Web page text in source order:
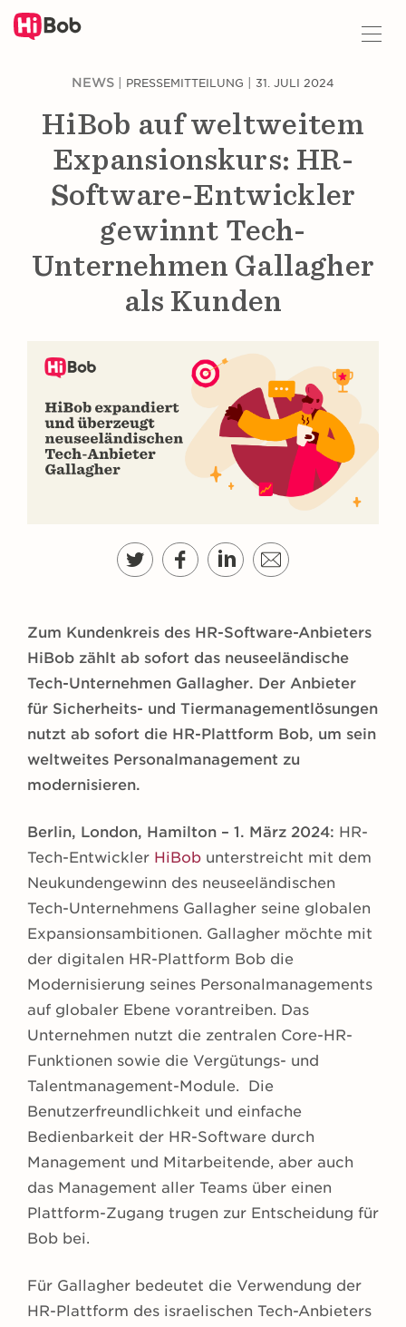
NEWS | PRESSEMITTEILUNG | 31. JULI 2024
HiBob auf weltweitem
Expansionskurs: HR-
Software-Entwickler
gewinnt Tech-
Unternehmen Gallagher
als Kunden
Zum Kundenkreis des HR-Software-Anbieters
HiBob zählt ab sofort das neuseeländische
Tech-Unternehmen Gallagher. Der Anbieter
für Sicherheits- und Tiermanagementlösungen
nutzt ab sofort die HR-Plattform Bob, um sein
weltweites Personalmanagement zu
modernisieren.
Berlin, London, Hamilton – 1. März 2024: HR-
Tech-Entwickler HiBob unterstreicht mit dem
Neukundengewinn des neuseeländischen
Tech-Unternehmens Gallagher seine globalen
Expansionsambitionen. Gallagher möchte mit
der digitalen HR-Plattform Bob die
Modernisierung seines Personalmanagements
auf globaler Ebene vorantreiben. Das
Unternehmen nutzt die zentralen Core-HR-
Funktionen sowie die Vergütungs- und
Talentmanagement-Module. Die
Benutzerfreundlichkeit und einfache
Bedienbarkeit der HR-Software durch
Management und Mitarbeitende, aber auch
das Management aller Teams über einen
Plattform-Zugang trugen zur Entscheidung für
Bob bei.
Für Gallagher bedeutet die Verwendung der
HR-Plattform des israelischen Tech-Anbieters